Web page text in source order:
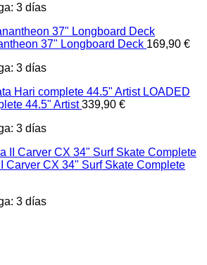
3 días
37" Longboard Deck 169,90 €
3 días
LOADED
44.5" Artist 339,90 €
3 días
Carver CX 34" Surf Skate Complete
3 días